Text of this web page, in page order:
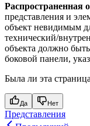
Распространенная
представления и
объект невидимым
технический/
объекта должно
боковой панели,
Была ли эта
Да Нет
Представления